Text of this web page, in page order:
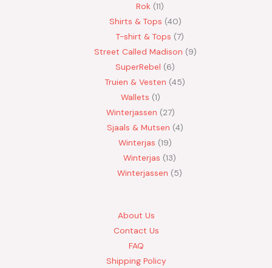
Rok 11
Shirts & Tops 40
T-shirt & Tops 7
Street Called Madison 9
SuperRebel
6
Truien & Vesten 45
Wallets 1
Winterjassen
27
Sjaals & Mutsen 4
Winterjas 19
Winterjas 13
Winterjassen
5
About Us
Contact Us
FAQ
Shipping Policy